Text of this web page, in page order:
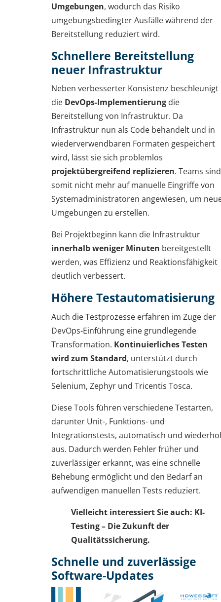
Umgebungen, wodurch das Risiko
umgebungsbedingter Ausfälle während der
Bereitstellung reduziert wird.
Schnellere Bereitstellung
neuer Infrastruktur
Neben verbesserter Konsistenz beschleunigt
die DevOps-Implementierung die
Bereitstellung von Infrastruktur. Da
Infrastruktur nun als Code behandelt und in
wiederverwendbaren Formaten gespeichert
wird, lässt sie sich problemlos
projektübergreifend replizieren. Teams sind
somit nicht mehr auf manuelle Eingriffe von
Systemadministratoren angewiesen, um
Umgebungen zu erstellen.
Bei Projektbeginn kann die Infrastruktur
innerhalb weniger Minuten bereitgestellt
werden, was Effizienz und Reaktionsfähigkeit
deutlich verbessert.
Höhere Testautomatisierung
Auch die Testprozesse erfahren im Zuge der
DevOps-Einführung eine grundlegende
Transformation. Kontinuierliches Testen
wird zum Standard, unterstützt durch
fortschrittliche Automatisierungstools wie
Selenium, Zephyr und Tricentis Tosca.
Diese Tools führen verschiedene Testarten,
darunter Unit-, Funktions- und
Integrationstests, automatisch und
aus. Dadurch werden Fehler früher und
zuverlässiger erkannt, was eine schnelle
Behebung ermöglicht und den Bedarf an
aufwendigen manuellen Tests reduziert.
Vielleicht interessiert Sie auch: KI-
Testing – Die Zukunft der
Qualitätssicherung.
Schnelle und zuverlässige
Software-Updates